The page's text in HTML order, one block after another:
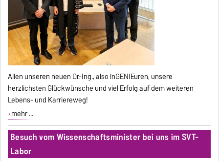
Allen unseren neuen Dr.-Ing., also inGENIEuren, unsere
herzlichsten Glückwünsche und viel Erfolg auf dem weiteren
Lebens- und Karriereweg!
mehr ...
Besuch vom Wissenschaftsminister bei uns im SVT-
Labor